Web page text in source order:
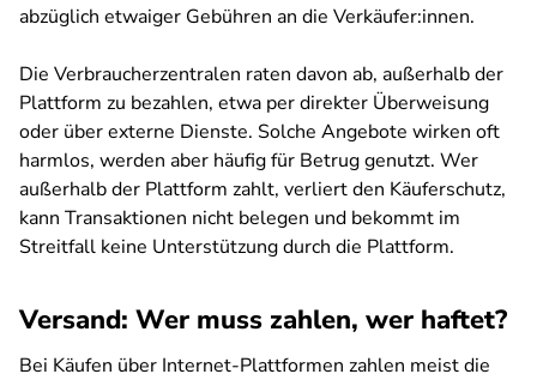
abzüglich etwaiger Gebühren an die Verkäufer:innen.
Die Verbraucherzentralen raten davon ab, außerhalb der
Plattform zu bezahlen, etwa per direkter Überweisung
oder über externe Dienste. Solche Angebote wirken oft
harmlos, werden aber häufig für Betrug genutzt. Wer
außerhalb der Plattform zahlt, verliert den Käuferschutz,
kann Transaktionen nicht belegen und bekommt im
Streitfall keine Unterstützung durch die Plattform.
Versand: Wer muss zahlen, wer haftet?
Bei Käufen über Internet-Plattformen zahlen meist die